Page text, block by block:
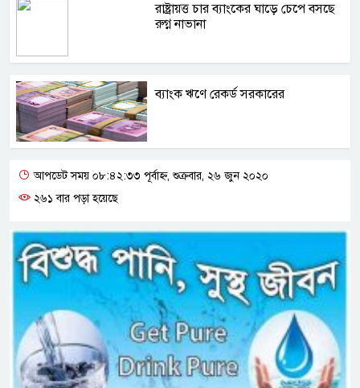
রাষ্ট্রায়ত্ত চার ব্যাংকের ঘাড়ে চেপে বসছে
রুগ্ন নাভানা
ব্যাংক ঋণে রেকর্ড সরকারের
আপডেট সময় ০৮:৪২:৩৩ পূর্বাহ্ন, শুক্রবার, ২৬ জুন ২০২০
২৬১ বার পড়া হয়েছে